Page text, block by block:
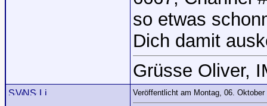
so etwas
Dich damit
Grüsse Oliver,
Veröffentlicht am Montag, 06.